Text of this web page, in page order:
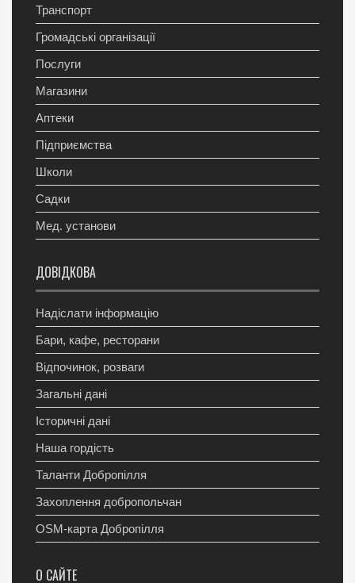
Транспорт
Громадські організації
Послуги
Магазини
Аптеки
Підприємства
Школи
Садки
Мед. установи
ДОВІДКОВА
Надіслати інформацію
Бари, кафе, ресторани
Відпочинок, розваги
Загальні дані
Історичні дані
Наша гордість
Таланти Добропілля
Захоплення добропольчан
OSM-карта Добропілля
О САЙТЕ